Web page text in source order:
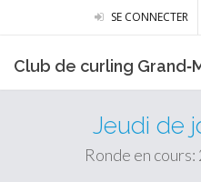
SE CONNECTER
Club de curling
Jeudi de
Ronde en